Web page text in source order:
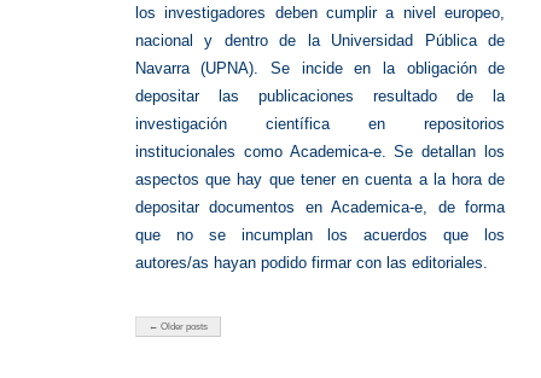
los investigadores deben cumplir a nivel europeo,
nacional y dentro de la Universidad Pública de
Navarra (UPNA). Se incide en la obligación de
depositar las publicaciones resultado de la
investigación científica en repositorios
institucionales como Academica-e. Se detallan los
aspectos que hay que tener en cuenta a la hora de
depositar documentos en Academica-e, de forma
que no se incumplan los acuerdos que los
autores/as hayan podido firmar con las editoriales.
← Older posts